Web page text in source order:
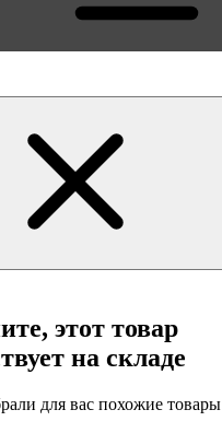
этот товар
на складе
для вас похожие товары